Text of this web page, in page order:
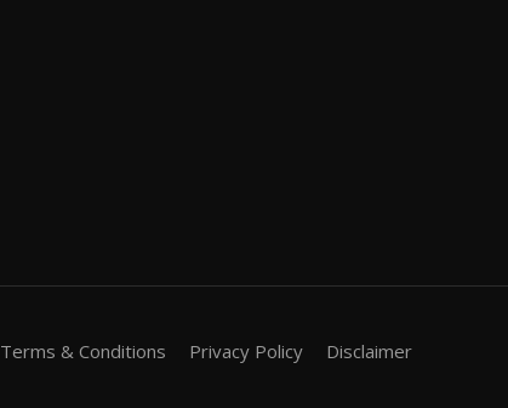
Terms & Conditions Privacy Policy Disclaimer